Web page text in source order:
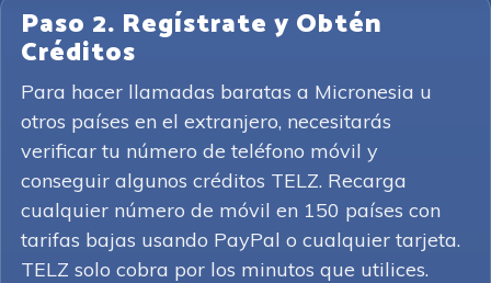
Paso 2. Regístrate y Obtén
Créditos
Para hacer llamadas baratas a Micronesia u
otros países en el extranjero, necesitarás
verificar tu número de teléfono móvil y
conseguir algunos créditos TELZ. Recarga
cualquier número de móvil en 150 países con
tarifas bajas usando PayPal o cualquier tarjeta.
TELZ solo cobra por los minutos que utilices.